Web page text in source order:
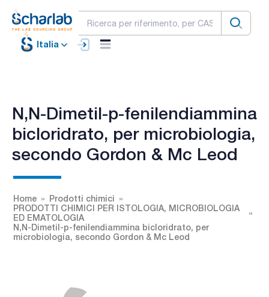
Italia
N,N-Dimetil-p-fenilendiammina
bicloridrato, per microbiologia,
secondo Gordon & Mc Leod
Home
Prodotti chimici
PRODOTTI CHIMICI PER ISTOLOGIA, MICROBIOLOGIA
ED EMATOLOGIA
N,N-Dimetil-p-fenilendiammina bicloridrato, per
microbiologia, secondo Gordon & Mc Leod